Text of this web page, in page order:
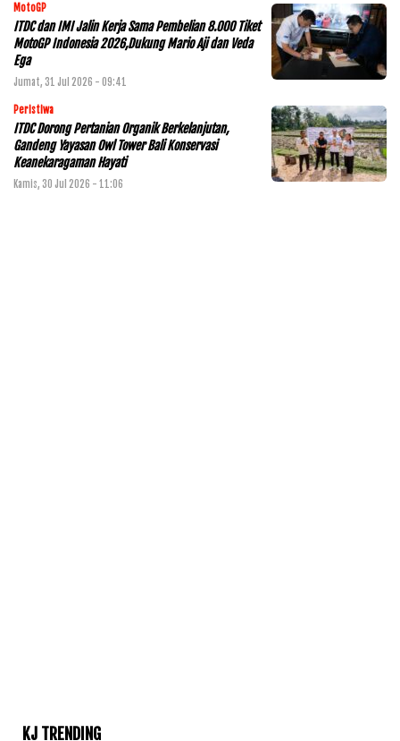
MotoGP
ITDC dan IMI Jalin Kerja Sama Pembelian 8.000 Tiket
MotoGP Indonesia 2026,Dukung Mario Aji dan Veda
Ega
Jumat, 31 Jul 2026 - 09:41
Peristiwa
ITDC Dorong Pertanian Organik Berkelanjutan,
Gandeng Yayasan Owl Tower Bali Konservasi
Keanekaragaman Hayati
Kamis, 30 Jul 2026 - 11:06
KJ TRENDING